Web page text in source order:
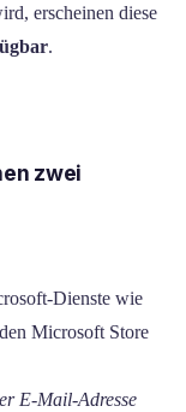
erscheinen diese
.
zwei
Dienste wie
Microsoft Store
E-Mail-Adresse